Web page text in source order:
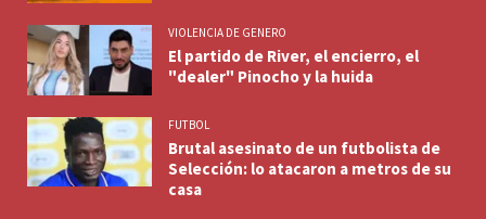
VIOLENCIA DE GENERO
El partido de River, el encierro, el
"dealer" Pinocho y la huida
FUTBOL
Brutal asesinato de un futbolista de
Selección: lo atacaron a metros de su
casa